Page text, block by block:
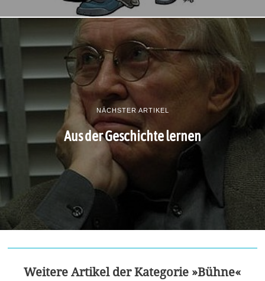
NÄCHSTER ARTIKEL
Aus der Geschichte lernen
Weitere Artikel der Kategorie »Bühne«